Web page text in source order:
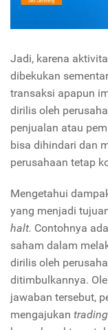
Jadi, karena
dibekukan
transaksi apapun
dirilis oleh
penjualan atau
bisa dihindari dan
perusahaan tetap
Mengetahui
yang menjadi
halt. Contohnya
saham dalam
dirilis oleh
ditimbulkannya.
jawaban tersebut,
mengajukan